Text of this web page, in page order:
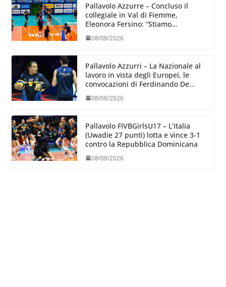
Pallavolo Azzurre – Concluso il
collegiale in Val di Fiemme,
Eleonora Fersino: “Stiamo
dove poter migliorare”.
08/08/2026
Pallavolo Azzurri – La Nazionale al
lavoro in vista degli Europei, le
convocazioni di Ferdinando De
08/08/2026
Pallavolo FIVBGirlsU17 – L’Italia
(Uwadie 27 punti) lotta e vince 3-1
contro la Repubblica Dominicana
08/08/2026